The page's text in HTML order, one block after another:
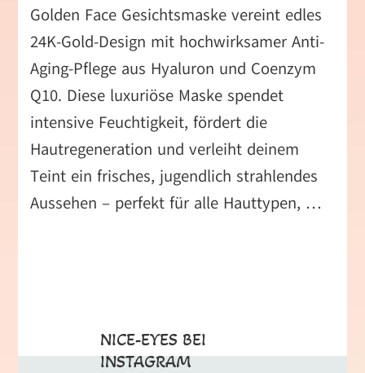
Golden Face Gesichtsmaske vereint edles
24K-Gold-Design mit hochwirksamer Anti-
Aging-Pflege aus Hyaluron und Coenzym
Q10. Diese luxuriöse Maske spendet
intensive Feuchtigkeit, fördert die
Hautregeneration und verleiht deinem
Teint ein frisches, jugendlich strahlendes
Aussehen – perfekt für alle Hauttypen, …
NICE-EYES BEI
INSTAGRAM